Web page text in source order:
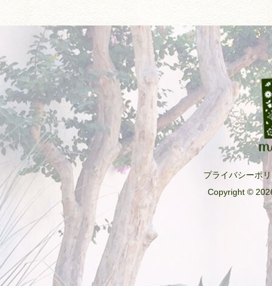
プライバシーポ
Copyright ©